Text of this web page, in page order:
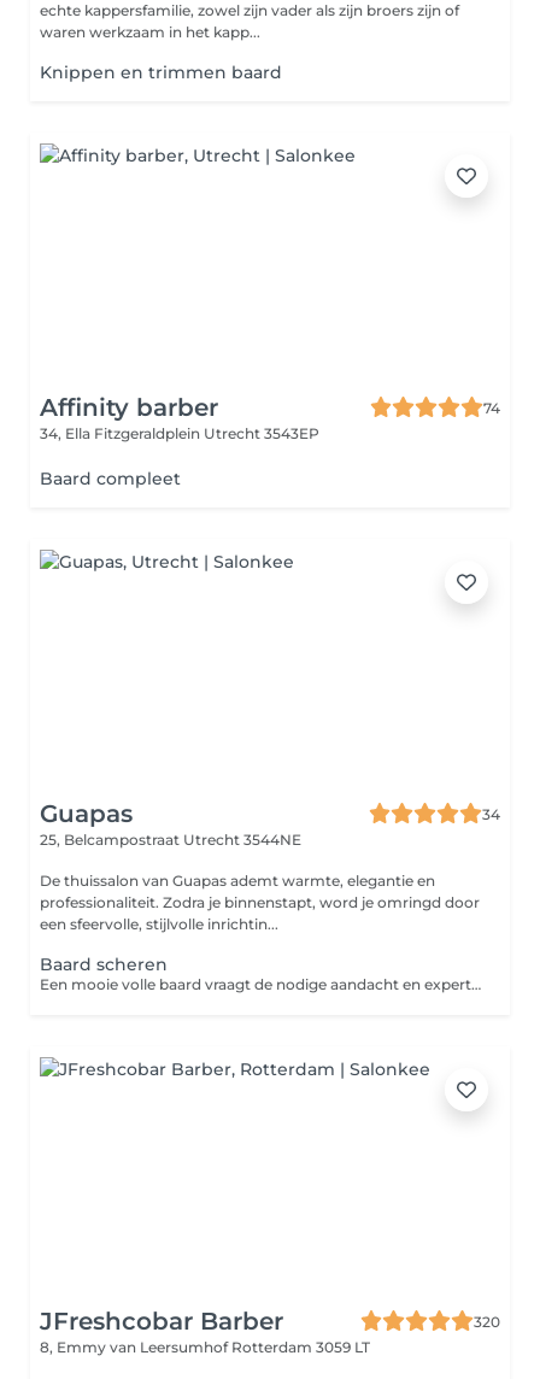
echte kappersfamilie, zowel zijn vader als zijn broers zijn of
waren werkzaam in het kapp...
Knippen en trimmen baard
Affinity barber
74
34, Ella Fitzgeraldplein Utrecht 3543EP
Baard compleet
Guapas
34
25, Belcampostraat Utrecht 3544NE
De thuissalon van Guapas ademt warmte, elegantie en
professionaliteit. Zodra je binnenstapt, word je omringd door
een sfeervolle, stijlvolle inrichtin...
Baard scheren
Een mooie volle baard vraagt de nodige aandacht en expertise. Een volgroeide baard kan namelijk wel eens anders groeien dan je zou willen. Bij het scheren van de baard wordt de baard weer in model gebracht. Bij het contouren wordt de haarlijn van de baard recht bijgewerkt.
JFreshcobar Barber
320
8, Emmy van Leersumhof Rotterdam 3059 LT